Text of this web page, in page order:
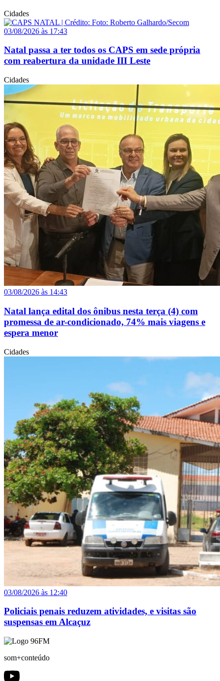
Cidades
03/08/2026 às 17:43
Natal passa a ter todos os CAPS em sede própria
com reabertura da unidade III Leste
Cidades
03/08/2026 às 14:43
Natal lança edital dos ônibus nesta terça (4) com
promessa de ar-condicionado, 74% mais viagens e
espera menor
Cidades
03/08/2026 às 12:40
Policiais penais reduzem atividades, e visitas são
suspensas em Alcaçuz
som+conteúdo